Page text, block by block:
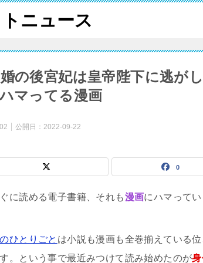
ニュース
の後宮妃は皇帝陛下に逃が
マってる漫画
公開日： 2022-09-22
0
に読める電子書籍、それも漫画にハマってい
ひとりごと は小説も漫画も全巻揃えている
。という事で最近みつけて読み始めたのが